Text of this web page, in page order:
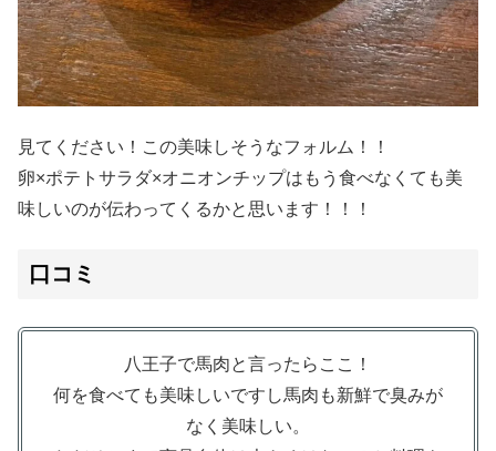
見てください！この美味しそうなフォルム！！
卵×ポテトサラダ×オニオンチップはもう食べなくても美
味しいのが伝わってくるかと思います！！！
口コミ
八王子で馬肉と言ったらここ！
何を食べても美味しいですし馬肉も新鮮で臭みが
なく美味しい。